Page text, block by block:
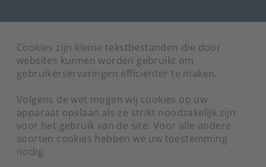
Cookies zijn kleine tekstbestanden die door
websites kunnen worden gebruikt om
gebruikerservaringen efficiënter te maken.
Volgens de wet mogen wij cookies op uw
apparaat opslaan als ze strikt noodzakelijk zijn
voor het gebruik van de site. Voor alle andere
soorten cookies hebben we uw toestemming
nodig.